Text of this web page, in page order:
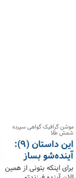
موشن گرافیک گواهی سپرده
شمش طلا
این داستان (۹):
آینده‌شو بساز
برای اینکه بتونی از همین